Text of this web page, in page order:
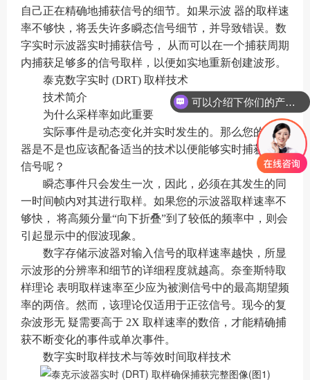
自己正在精确地捕获信号的细节。如果示波 器的取样速
率不够快，将丢失许多瞬态信号细节，并导致错误。数
字实时示波器实时捕获信号， 从而可以在一个捕获周期
内捕获足够多的信号取样，以便如实地重新创建波形。
泰克数字实时 (DRT) 取样技术
技术简介
为什么采样率如此重要
实际事件是动态变化并实时发生的。那么您的示波
器是不是也应该配备适当的技术以便能够实时捕获动态
信号呢？
瞬态事件只会发生一次，因此，必须在其发生的同
一时间帧内对其进行取样。如果您的示波器取样速率不
够快， 将高频分量“向下折叠”到了较低的频率中，则会
引起显示中的假波现象。
数字存储示波器对输入信号的取样速率越快，所显
示波形的分辨率和细节的详细程度就越高。奈奎斯特取
样理论 表明取样速率至少应为被测信号中的最高期望频
率的两倍。然而，该理论仅适用于正弦信号。现今的复
杂波形无 疑需要高于 2X 取样速率的数倍，才能精确捕
获不断变化的事件或单次事件。
数字实时取样技术与等效时间取样技术
可以介绍下你们的产品么？